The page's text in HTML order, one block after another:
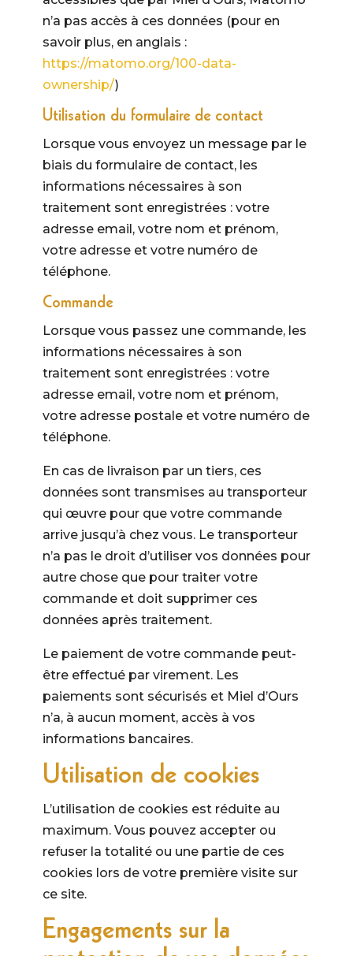
n’a pas accès à ces données (pour en
savoir plus, en anglais :
https://matomo.org/100-data-
ownership/)
Utilisation du formulaire de contact
Lorsque vous envoyez un message par le
biais du formulaire de contact, les
informations nécessaires à son
traitement sont enregistrées : votre
adresse email, votre nom et prénom,
votre adresse et votre numéro de
téléphone.
Commande
Lorsque vous passez une commande, les
informations nécessaires à son
traitement sont enregistrées : votre
adresse email, votre nom et prénom,
votre adresse postale et votre numéro de
téléphone.
En cas de livraison par un tiers, ces
données sont transmises au transporteur
qui œuvre pour que votre commande
arrive jusqu’à chez vous. Le transporteur
n’a pas le droit d’utiliser vos données pour
autre chose que pour traiter votre
commande et doit supprimer ces
données après traitement.
Le paiement de votre commande peut-
être effectué par virement. Les
paiements sont sécurisés et Miel d’Ours
n’a, à aucun moment, accès à vos
informations bancaires.
Utilisation de cookies
L’utilisation de cookies est réduite au
maximum. Vous pouvez accepter ou
refuser la totalité ou une partie de ces
cookies lors de votre première visite sur
ce site.
Engagements sur la